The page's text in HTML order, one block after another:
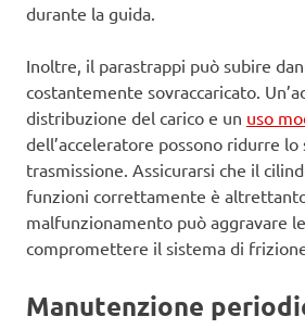
durante la guida.
Inoltre, il parastrappi può subire
costantemente sovraccaricato.
distribuzione del carico e un uso
dell’acceleratore possono ridurre lo
trasmissione. Assicurarsi che il
funzioni correttamente è
malfunzionamento può aggravare
compromettere il sistema di
Manutenzione